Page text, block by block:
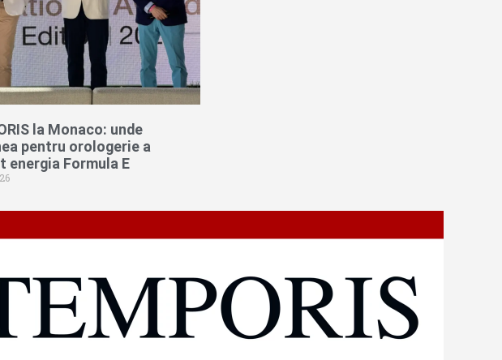
la Monaco: unde
pentru orologerie a
energia Formula E